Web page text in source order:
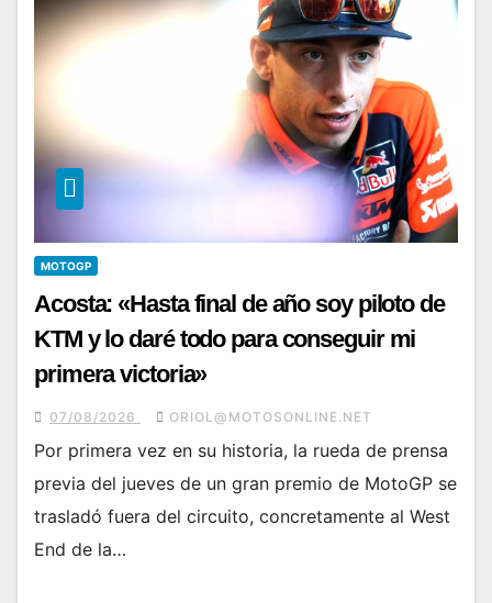
MOTOGP
Acosta: «Hasta final de año soy piloto de
KTM y lo daré todo para conseguir mi
primera victoria»
07/08/2026 ORIOL@MOTOSONLINE.NET
Por primera vez en su historia, la rueda de prensa
previa del jueves de un gran premio de MotoGP se
trasladó fuera del circuito, concretamente al West
End de la…